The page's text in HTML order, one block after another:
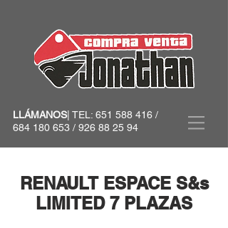
LLÁMANOS| TEL: 651 588 416 /
684 180 653 / 926 88 25 94
​RENAULT ESPACE S&s
LIMITED 7 PLAZAS